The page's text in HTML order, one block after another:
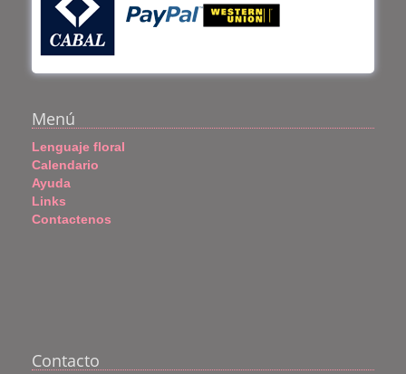
Menú
Lenguaje floral
Calendario
Ayuda
Links
Contactenos
Contacto